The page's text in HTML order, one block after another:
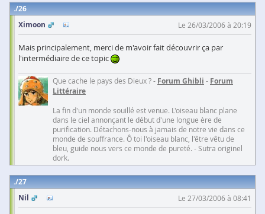
26
Ximoon
Le 26/03/2006 à 20:19
Mais principalement, merci de m'avoir fait découvrir ça par
l'intermédiaire de ce topic
Que cache le pays des Dieux ? - Forum Ghibli - Forum
Littéraire
La fin d'un monde souillé est venue. L'oiseau blanc plane
dans le ciel annonçant le début d'une longue ère de
purification. Détachons-nous à jamais de notre vie dans ce
monde de souffrance. Ô toi l'oiseau blanc, l'être vêtu de
bleu, guide nous vers ce monde de pureté. - Sutra originel
dork.
27
Nil
Le 27/03/2006 à 08:41